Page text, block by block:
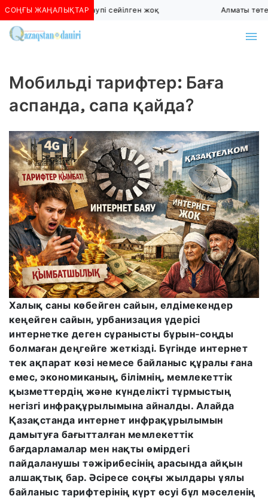
СОҢҒЫ ЖАҢАЛЫҚТАР
Алматыда көшкін қаупі сейілген жоқ Алматы
Мобильді тарифтер: Баға
аспанда, сапа қайда?
Халық саны көбейген сайын, елдімекендер
кеңейген сайын, урбанизация үдерісі
интернетке деген сұранысты бұрын-соңды
болмаған деңгейге жеткізді. Бүгінде интернет
тек ақпарат көзі немесе байланыс құралы ғана
емес, экономиканың, білімнің, мемлекеттік
қызметтердің және күнделікті тұрмыстың
негізгі инфрақұрылымына айналды. Алайда
Қазақстанда интернет инфрақұрылымын
дамытуға бағытталған мемлекеттік
бағдарламалар мен нақты өмірдегі
пайдаланушы тәжірибесінің арасында айқын
алшақтық бар. Әсіресе соңғы жылдары ұялы
байланыс тарифтерінің күрт өсуі бұл мәселенің